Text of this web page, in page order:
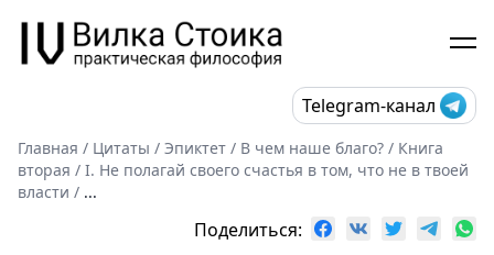
Telegram-канал
Главная / Цитаты / Эпиктет / В чем наше благо? / Книга
вторая / I. Не полагай своего счастья в том, что не в твоей
власти / ...
Поделиться: